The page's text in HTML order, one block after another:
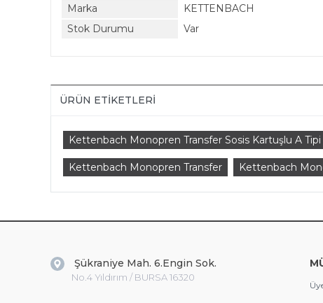
Marka
KETTENBACH
Stok Durumu
Var
ÜRÜN ETIKETLERI
Kettenbach Monopren Transfer Sosis Kartuşlu A Tipi
Kettenbach Monopren Transfer Kettenbach
Şükraniye Mah. 6.Engin Sok.
No.4 Yıldırım / BURSA 16320